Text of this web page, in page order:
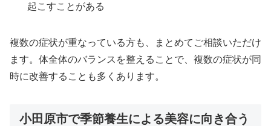
起こすことがある
複数の症状が重なっている方も、まとめてご相談いただけ
ます。体全体のバランスを整えることで、複数の症状が同
時に改善することも多くあります。
小田原市で季節養生による美容に向き合う